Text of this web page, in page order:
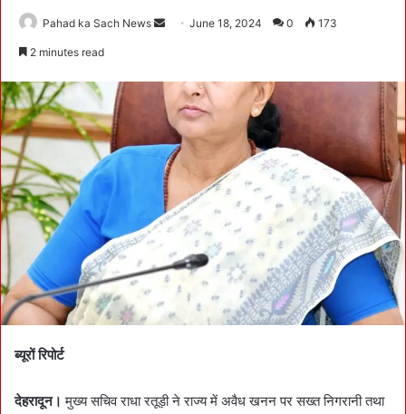
Pahad ka Sach News
a
e
m
a
i
June 18, 2024 0 173
2 minutes read
ब्यूरों रिपोर्ट
देहरादून। मुख्य सचिव राधा रतूड़ी ने राज्य में अवैध खनन पर सख्त निगरानी तथा